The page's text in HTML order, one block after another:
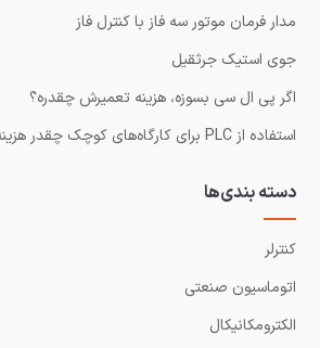
مدار فرمان موتور سه فاز با کنترل فاز
جوی استیک جرثقیل
اگر پی ال سی بسوزه، هزینه تعمیرش چقدره؟
استفاده از PLC برای کارگاه‌های کوچک چقدر هزینه داره؟
دسته بندی‌ها
کنترلر
اتوماسیون صنعتی
الکترومکانیکال